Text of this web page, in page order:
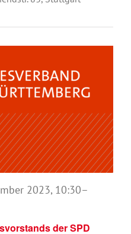
der SPD
2023, 10:30–